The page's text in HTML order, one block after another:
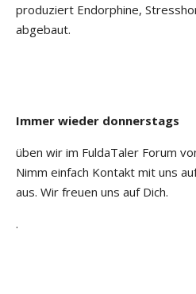
produziert Endorphine,
abgebaut.
Immer wieder donnerstags
üben wir im FuldaTaler Forum
Nimm einfach Kontakt mit uns
aus. Wir freuen uns auf Dich.
.